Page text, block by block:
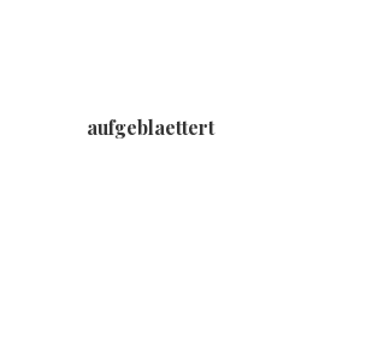
aufgeblaettert